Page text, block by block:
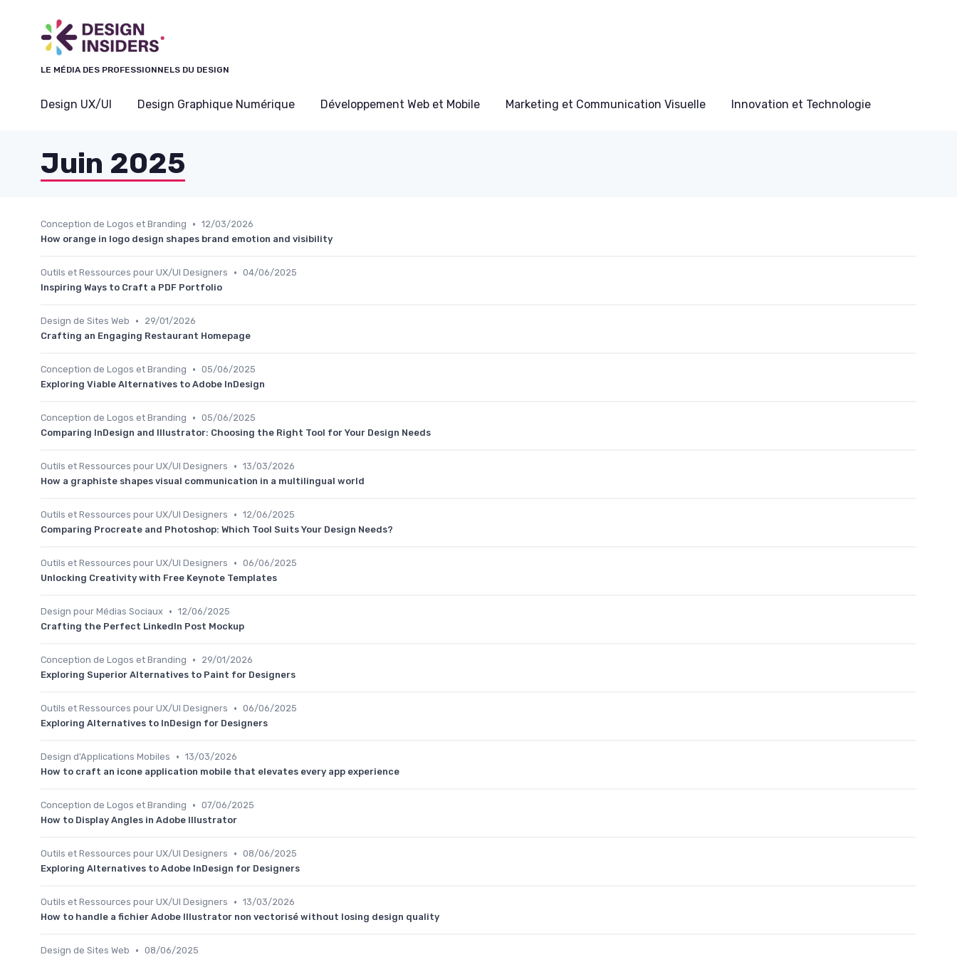
LE MÉDIA DES PROFESSIONNELS DU DESIGN
Design UX/UI Design Graphique Numérique Développement Web et Mobile Marketing et Communication Visuelle Innovation et Technologie
Juin 2025
Conception de Logos et Branding • 12/03/2026
How orange in logo design shapes brand emotion and visibility
Outils et Ressources pour UX/UI Designers • 04/06/2025
Inspiring Ways to Craft a PDF Portfolio
Design de Sites Web •
29/01/2026
Crafting an Engaging Restaurant Homepage
Conception de Logos et Branding • 05/06/2025
Exploring Viable Alternatives to Adobe InDesign
Conception de Logos et Branding • 05/06/2025
Comparing InDesign and Illustrator: Choosing the Right Tool for Your Design Needs
Outils et Ressources pour UX/UI Designers • 13/03/2026
How a graphiste shapes visual communication in a multilingual world
Outils et Ressources pour UX/UI Designers • 12/06/2025
Comparing Procreate and Photoshop: Which Tool Suits Your Design Needs?
Outils et Ressources pour UX/UI Designers • 06/06/2025
Unlocking Creativity with Free Keynote Templates
Design pour Médias Sociaux • 12/06/2025
Crafting the Perfect LinkedIn Post Mockup
Conception de Logos et Branding •
29/01/2026
Exploring Superior Alternatives to Paint for Designers
Outils et Ressources pour UX/UI Designers • 06/06/2025
Exploring Alternatives to InDesign for Designers
Design d'Applications Mobiles • 13/03/2026
How to craft an icone application mobile that elevates every app experience
Conception de Logos et Branding • 07/06/2025
How to Display Angles in Adobe Illustrator
Outils et Ressources pour UX/UI Designers • 08/06/2025
Exploring Alternatives to Adobe InDesign for Designers
Outils et Ressources pour UX/UI Designers • 13/03/2026
How to handle a fichier Adobe Illustrator non vectorisé without losing design quality
Design de Sites Web • 08/06/2025